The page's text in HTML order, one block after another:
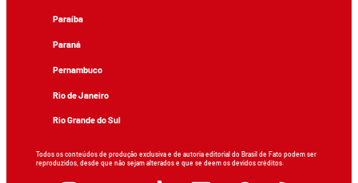
Paraíba
Paraná
Pernambuco
Rio de Janeiro
Rio Grande do Sul
Todos os conteúdos de produção exclusiva e de autoria editorial do Brasil de Fato podem ser
reproduzidos, desde que não sejam alterados e que se deem os devidos créditos.